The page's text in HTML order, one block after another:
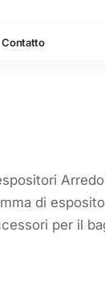
Contatto
di
per il